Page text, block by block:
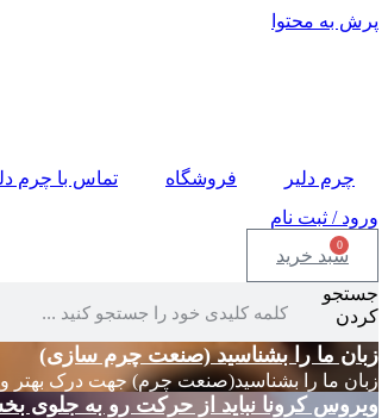
پرش به محتوا
چرم دلیر فروشگاه تماس با چرم
ورود / ثبت نام
0
سبد خرید
جستجو
کردن
زبان ما را بشناسید (صنعت چرم سازی)
زبان ما را بشناسید(صنعت چرم) جهت درک بهتر
ویروس کرونا نباید از حرکت رو به جلوی